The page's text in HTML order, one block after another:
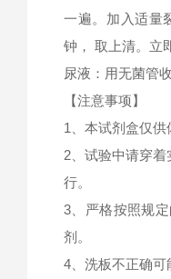
一遍。加入适量
钟， 取上清。立
尿液：用无菌管
【注意事项】
1、本试剂盒仅供
2、试验中请穿
行。
3、严格按照规
剂。
4、洗板不正确可